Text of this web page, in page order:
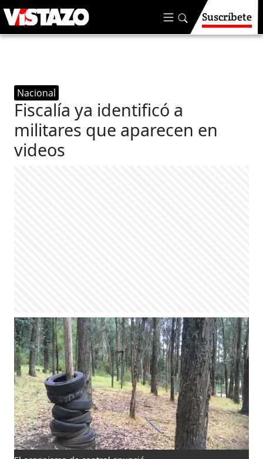
Suscríbete
Nacional
Fiscalía ya identificó a
militares que aparecen en
videos